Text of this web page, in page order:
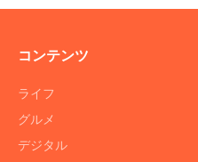
コンテンツ
ライフ
グルメ
デジタル